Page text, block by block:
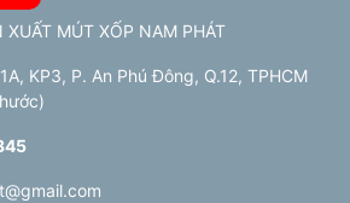
MÚT XỐP NAM PHÁT
KP3, P. An Phú Đông, Q.12, TPHCM